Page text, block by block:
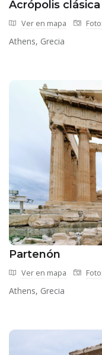
Acrópolis clásica
Ver en mapa
Athens, Grecia
Partenón
Ver en mapa
Athens, Grecia